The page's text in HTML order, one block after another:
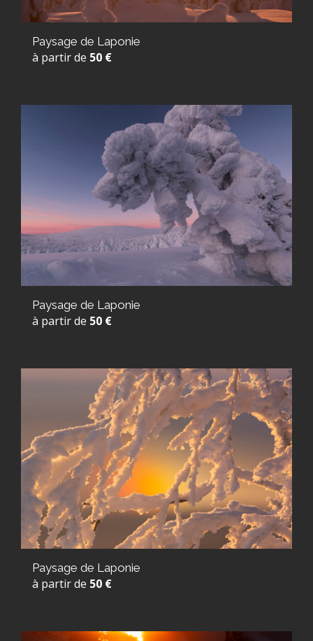
Paysage de Laponie
à partir de 50 €
Paysage de Laponie
à partir de 50 €
Paysage de Laponie
à partir de 50 €